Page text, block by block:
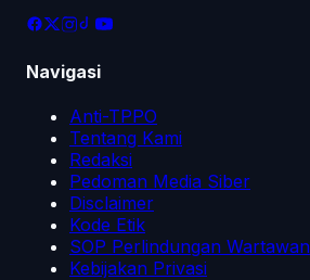
Navigasi
Anti-TPPO
Tentang Kami
Redaksi
Pedoman Media Siber
Disclaimer
Kode Etik
SOP Perlindungan Wartawan
Kebijakan Privasi